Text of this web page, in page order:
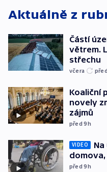
Aktuálně z
Částí
větrem.
střechu
včera
Koaliční
novely
zájmů
před 9h
VIDEO
před 9h